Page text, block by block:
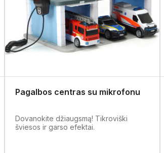
Pagalbos centras su mikrofonu
Dovanokite džiaugsmą! Tikroviški
šviesos ir garso efektai.